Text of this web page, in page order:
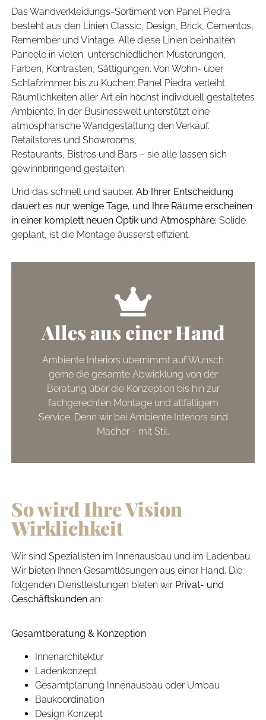
Das Wandverkleidungs-Sortiment von Panel Piedra
besteht aus den Linien Classic, Design, Brick, Cementos,
Remember und Vintage. Alle diese Linien beinhalten
Paneele in vielen unterschiedlichen Musterungen,
Farben, Kontrasten, Sättigungen. Von Wohn- über
Schlafzimmer bis zu Küchen: Panel Piedra verleiht
Räumlichkeiten aller Art ein höchst individuell gestaltetes
Ambiente. In der Businesswelt unterstützt eine
atmosphärische Wandgestaltung den Verkauf.
Retailstores und Showrooms,
Restaurants, Bistros und Bars – sie alle lassen sich
gewinnbringend gestalten.
Und das schnell und sauber. Ab Ihrer Entscheidung
dauert es nur wenige Tage, und Ihre Räume erscheinen
in einer komplett neuen Optik und Atmosphäre: Solide
geplant, ist die Montage äusserst effizient.
Alles aus einer Hand
Ambiente Interiors übernimmt auf Wunsch
gerne die gesamte Abwicklung von der
Beratung über die Konzeption bis hin zur
fachgerechten Montage und allfälligem
Service. Denn wir bei Ambiente Interiors sind
Macher - mit Stil.
So wird Ihre Vision
Wirklichkeit
Wir sind Spezialisten im Innenausbau und im Ladenbau.
Wir bieten Ihnen Gesamtlösungen aus einer Hand. Die
folgenden Dienstleistungen bieten wir Privat- und
Geschäftskunden an:
Gesamtberatung & Konzeption
Innenarchitektur
Ladenkonzept
Gesamtplanung Innenausbau oder Umbau
Baukoordination
Design Konzept